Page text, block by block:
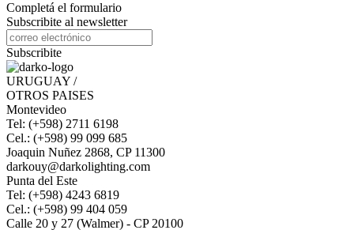
Completá el formulario
Subscribite al newsletter
Subscribite
URUGUAY /
OTROS PAISES
Montevideo
Tel: (+598) 2711 6198
Cel.: (+598) 99 099 685
Joaquin Nuñez 2868, CP 11300
darkouy@darkolighting.com
Punta del Este
Tel: (+598) 4243 6819
Cel.: (+598) 99 404 059
Calle 20 y 27 (Walmer) - CP 20100